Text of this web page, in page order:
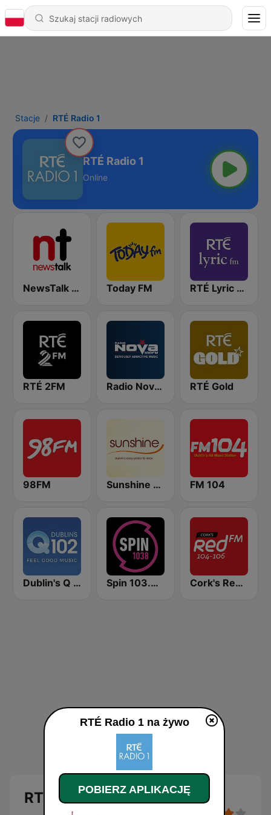
Stacje RTÉ Radio 1
RTÉ Radio 1
Online
NewsTalk 106-108 Today FM RTÉ Lyric FM
RTÉ 2FM Radio Nova Ireland RTÉ Gold
98FM Sunshine 106.8 FM FM 104
Dublin's Q 102 FM Spin 103.8 FM Cork's Red FM
RTÉ Radio 1
RTÉ Radio 1 na żywo
POBIERZ APLIKACJĘ